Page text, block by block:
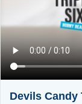
Devils Candy